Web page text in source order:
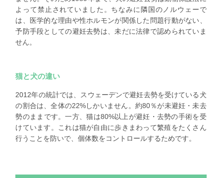
よって禁止されていました。ちなみに隣国のノルウェーで
は、医学的な理由や性ホルモンが関係した問題行動がない、
予防手段としての避妊去勢は、未だに法律で認められていま
せん。
猫と犬の違い
2012年の統計では、スウェーデンで避妊去勢を受けている犬
の割合は、全体の22%しかいません。約80％が未避妊・未去
勢のままです。一方、猫は80%以上が避妊・去勢の手術を受
けています 。これは猫が自由に歩きまわって繁殖をたくさん
行うことを防いで、個体数をコントロールするためです。